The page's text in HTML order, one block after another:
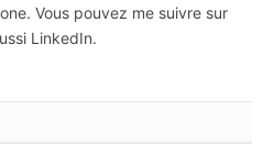
Vous pouvez me suivre sur
LinkedIn.